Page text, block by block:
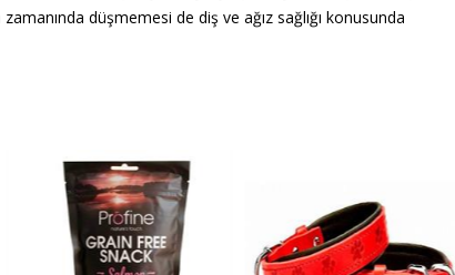
düşmemesi de diş ve ağız sağlığı konusunda